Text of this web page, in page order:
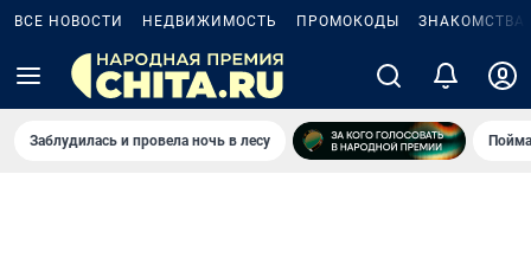
ВСЕ НОВОСТИ НЕДВИЖИМОСТЬ ПРОМОКОДЫ ЗНАКОМСТВА
Заблудилась и провела ночь в лесу